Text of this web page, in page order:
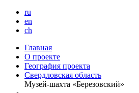
ru
en
ch
Главная
О проекте
География проекта
Свердловская область
Музей-шахта «Березовский»